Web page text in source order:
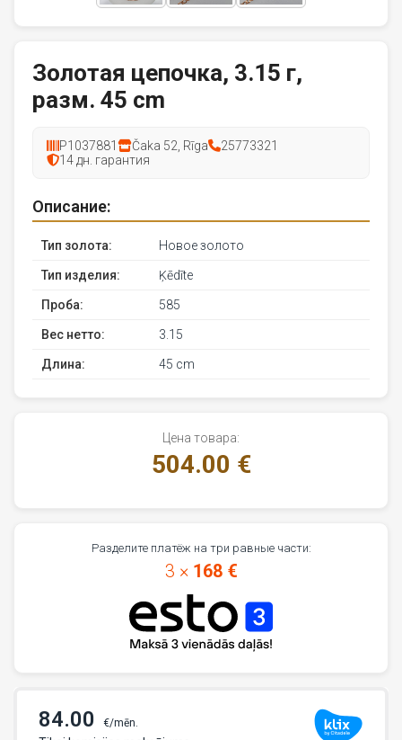
Золотая цепочка, 3.15 г,
разм. 45 cm
P1037881 Čaka 52, Rīga
25773321
14 дн. гарантия
Описание:
Тип золота: Новое золото
Тип изделия: Ķēdīte
Проба: 585
Вес нетто: 3.15
Длина: 45 cm
Цена товара:
504.00 €
Разделите платёж на три равные части:
3 × 168 €